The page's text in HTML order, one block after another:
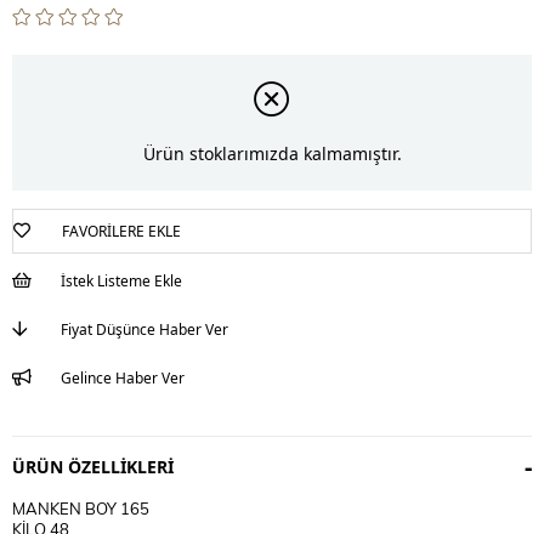
Ürün stoklarımızda kalmamıştır.
FAVORILERE EKLE
İstek Listeme Ekle
Fiyat Düşünce Haber Ver
Gelince Haber Ver
ÜRÜN ÖZELLIKLERI
MANKEN BOY 165
KİLO 48